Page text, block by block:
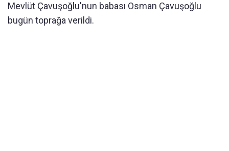
Mevlüt Çavuşoğlu'nun babası Osman Çavuşoğlu
bugün toprağa verildi.